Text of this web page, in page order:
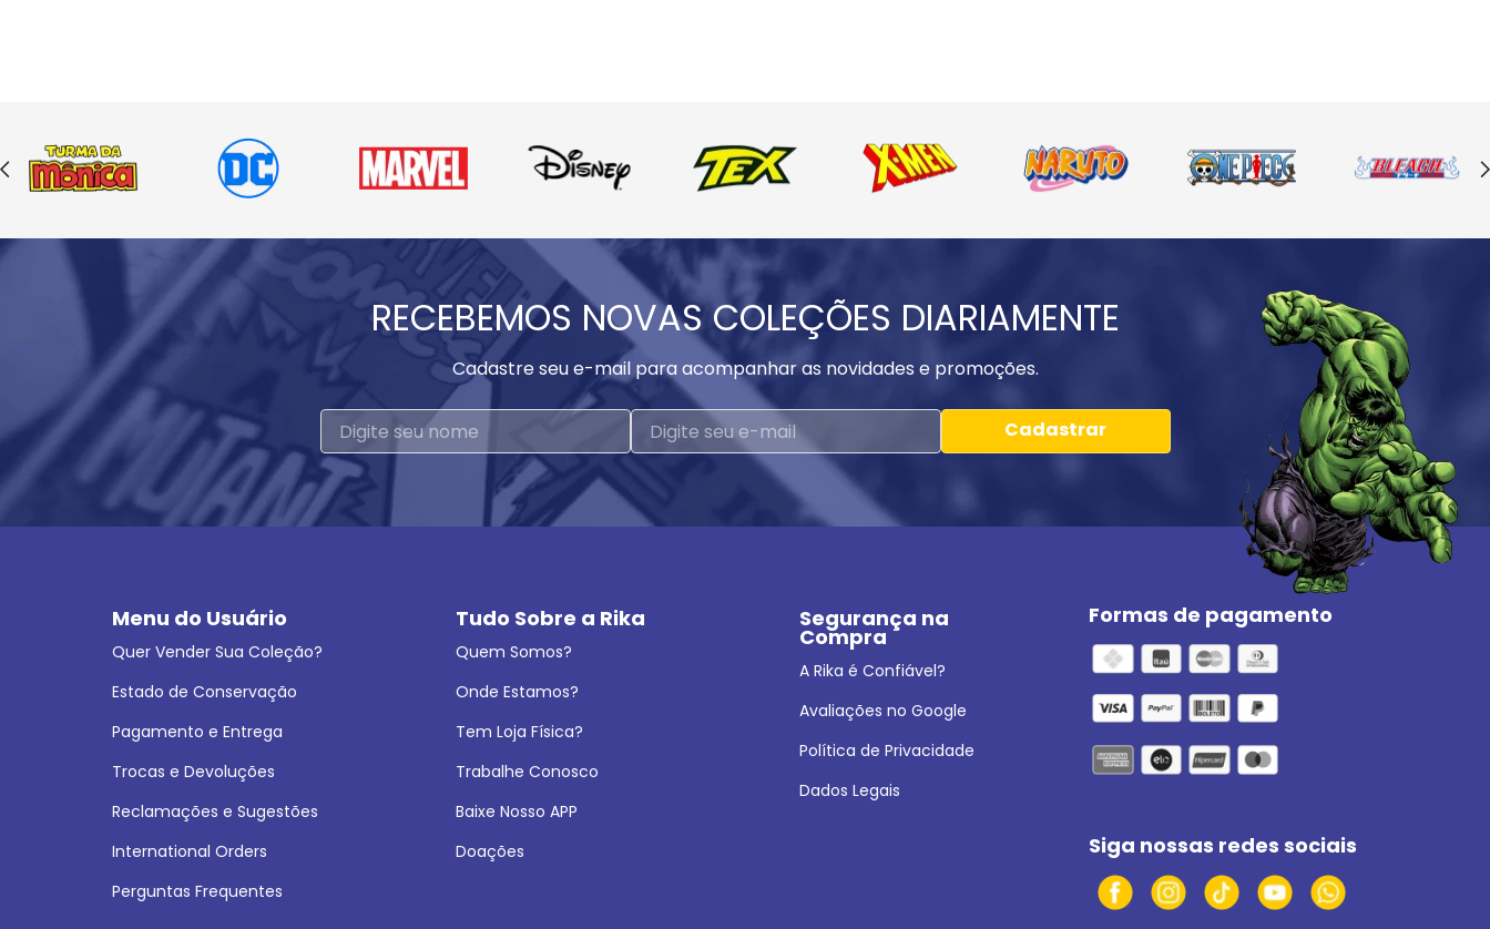
RECEBEMOS NOVAS COLEÇÕES DIARIAMENTE
Cadastre seu e-mail para acompanhar as novidades e promoções.
Cadastrar
Menu do Usuário
Quer Vender Sua Coleção?
Estado de Conservação
Pagamento e Entrega
Trocas e Devoluções
Reclamações e Sugestões
International Orders
Perguntas Frequentes
Tudo Sobre a Rika
Quem Somos?
Onde Estamos?
Tem Loja Física?
Trabalhe Conosco
Baixe Nosso APP
Doações
Segurança na
Compra
A Rika é Confiável?
Avaliações no Google
Política de Privacidade
Dados Legais
Formas de pagamento
Siga nossas redes sociais